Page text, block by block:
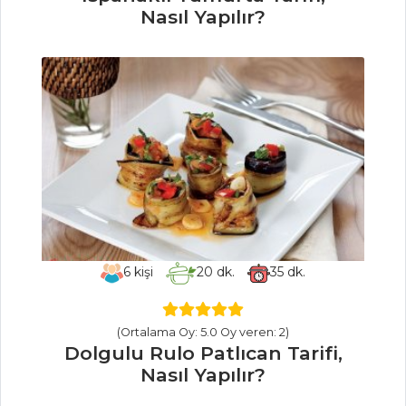
Fesleğenli Ayran
Demirhindi
Şerbeti Tarifi, Nasıl
Yapılır?
İçecekler Tüm
Tarifleri
ET YEMEKLERI
Patlıcanlı
Yemeği Tarifi, Nasıl
Yapılır?
Sebze Soteli Kül
Nasıl Yapılır?
6kişi 20 dk. 35 dk.
(Ortalama Oy: 5.0 Oy veren: 2)
Dolgulu Rulo Patlıcan Tarifi,
Nasıl Yapılır?